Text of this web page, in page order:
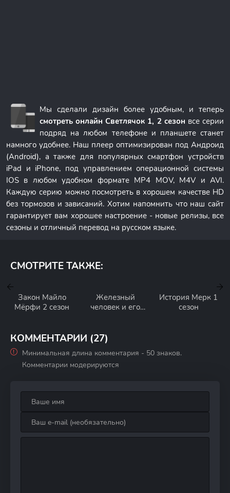
Мы сделали дизайн более удобным, и теперь
смотреть онлайн Светлячок 1, 2 сезон все серии
подряд на любом телефоне и планшете станет
намного удобнее. Наш плеер оптимизирован под Андроид
(Android), а также для популярных смартфон устройств
iPad и iPhone, под управлением операционной системы
IOS в любом удобном формате MP4 MOV, M4V и AVI.
Каждую серию можно посмотреть в хорошем качестве HD
без тормозов и зависаний. Хотим напомнить что наш сайт
гарантирует вам хорошее настроение - новые релизы, все
сезоны и отличный перевод на русском языке.
СМОТРИТЕ ТАКЖЕ:
Закон Майло
Мёрфи 2 сезон
Железный
человек и его
История Мерк 1
сезон
КОММЕНТАРИИ (27)
Минимальная длина комментария - 50 знаков.
Комментарии модерируются